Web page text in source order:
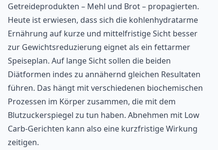
Getreideprodukten – Mehl und Brot – propagierten.
Heute ist erwiesen, dass sich die kohlenhydratarme
Ernährung auf kurze und mittelfristige Sicht besser
zur Gewichtsreduzierung eignet als ein fettarmer
Speiseplan. Auf lange Sicht sollen die beiden
Diätformen indes zu annähernd gleichen Resultaten
führen. Das hängt mit verschiedenen biochemischen
Prozessen im Körper zusammen, die mit dem
Blutzuckerspiegel zu tun haben. Abnehmen mit Low
Carb-Gerichten kann also eine kurzfristige Wirkung
zeitigen.